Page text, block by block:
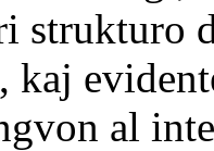
strukturo
kaj
al